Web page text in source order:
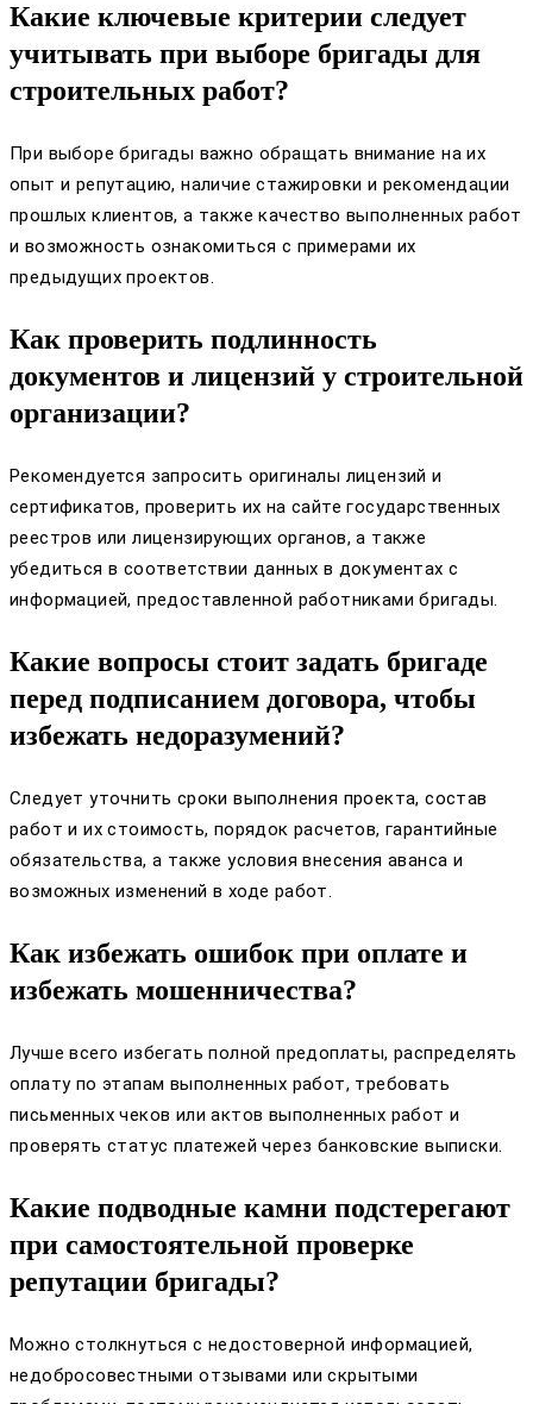
Какие ключевые критерии следует
учитывать при выборе бригады для
строительных работ?
При выборе бригады важно обращать внимание на их
опыт и репутацию, наличие стажировки и рекомендации
прошлых клиентов, а также качество выполненных работ
и возможность ознакомиться с примерами их
предыдущих проектов.
Как проверить подлинность
документов и лицензий у строительной
организации?
Рекомендуется запросить оригиналы лицензий и
сертификатов, проверить их на сайте государственных
реестров или лицензирующих органов, а также
убедиться в соответствии данных в документах с
информацией, предоставленной работниками бригады.
Какие вопросы стоит задать бригаде
перед подписанием договора, чтобы
избежать недоразумений?
Следует уточнить сроки выполнения проекта, состав
работ и их стоимость, порядок расчетов, гарантийные
обязательства, а также условия внесения аванса и
возможных изменений в ходе работ.
Как избежать ошибок при оплате и
избежать мошенничества?
Лучше всего избегать полной предоплаты, распределять
оплату по этапам выполненных работ, требовать
письменных чеков или актов выполненных работ и
проверять статус платежей через банковские выписки.
Какие подводные камни подстерегают
при самостоятельной проверке
репутации бригады?
Можно столкнуться с недостоверной информацией,
недобросовестными отзывами или скрытыми